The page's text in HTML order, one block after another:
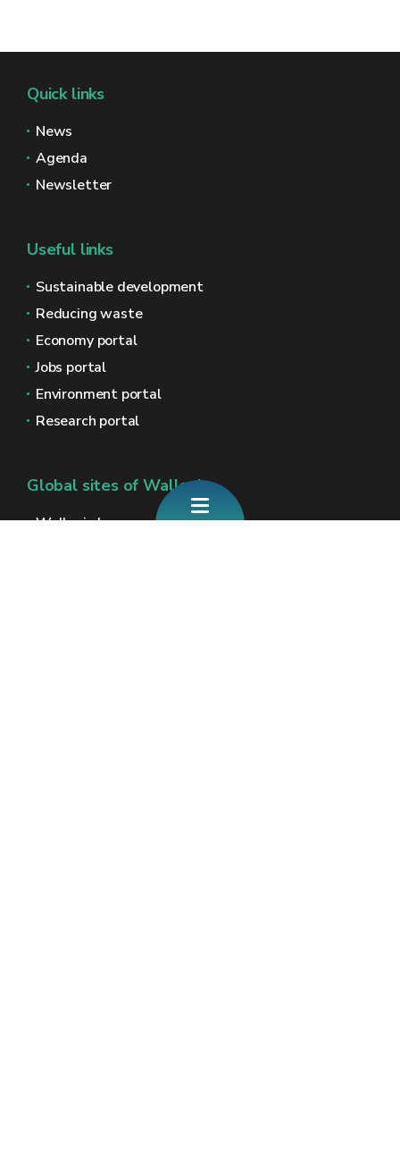
Quick links
News
Agenda
Newsletter
Useful links
Sustainable development
Reducing waste
Economy portal
Jobs portal
Environment portal
Research portal
Global sites of Wallonia
Wallonie.be